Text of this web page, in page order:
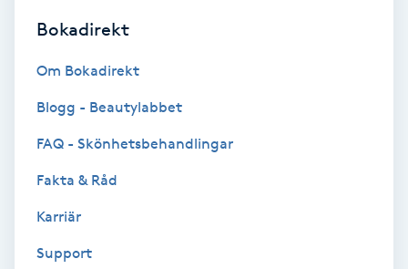
Yoga Nidra
Bokadirekt
Om Bokadirekt
Blogg - Beautylabbet
FAQ - Skönhetsbehandlingar
Fakta & Råd
Karriär
Support